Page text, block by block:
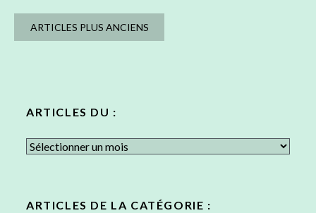
Navigation
ARTICLES PLUS ANCIENS
ARTICLES DU :
Articles
ARTICLES DE LA CATÉGORIE :